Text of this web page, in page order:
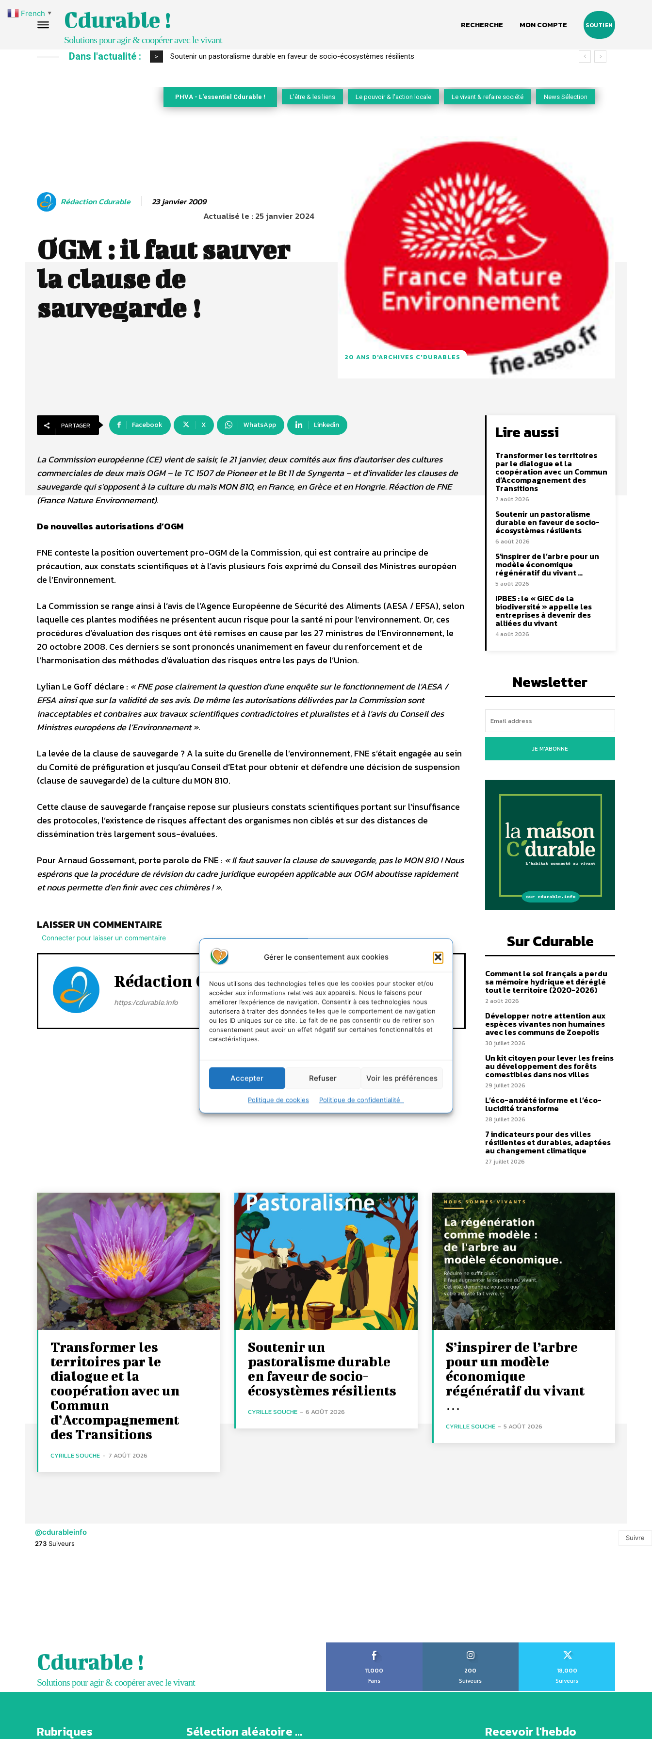
Gérer le consentement aux cookies
Nous utilisons des technologies telles que les cookies pour stocker et/ou
accéder aux informations relatives aux appareils. Nous le faisons pour
améliorer l’expérience de navigation. Consentir à ces technologies nous
autorisera à traiter des données telles que le comportement de navigation
ou les ID uniques sur ce site. Le fait de ne pas consentir ou de retirer son
consentement peut avoir un effet négatif sur certaines fonctionnalités et
caractéristiques.
Accepter Refuser Voir les préférences
Politique de cookies Politique de confidentialité
Cdurable !
Solutions pour agir & coopérer avec le vivant
RECHERCHE MON COMPTE SOUTIEN
Dans l'actualité : > S’inspirer de l’arbre pour un modèle économique régénératif du vivant …
PHVA - L'essentiel Cdurable ! L'être & les liens Le pouvoir & l'action locale Le vivant & refaire société News Sélection
Rédaction Cdurable 23 janvier 2009
Actualisé le :25 janvier 2024
OGM : il faut sauver
la clause de
sauvegarde !
20 ANS D'ARCHIVES C'DURABLES
PARTAGER Facebook X WhatsApp Linkedin
La Commission européenne (CE) vient de saisir, le 21 janvier, deux comités aux fins d’autoriser des cultures
commerciales de deux maïs OGM – le TC 1507 de Pioneer et le Bt 11 de Syngenta – et d’invalider les clauses de
sauvegarde qui s’opposent à la culture du maïs MON 810, en France, en Grèce et en Hongrie. Réaction de FNE
(France Nature Environnement).
De nouvelles autorisations d’OGM
FNE conteste la position ouvertement pro-OGM de la Commission, qui est contraire au principe de
précaution, aux constats scientifiques et à l’avis plusieurs fois exprimé du Conseil des Ministres européen
de l’Environnement.
La Commission se range ainsi à l’avis de l’Agence Européenne de Sécurité des Aliments (AESA / EFSA), selon
laquelle ces plantes modifiées ne présentent aucun risque pour la santé ni pour l’environnement. Or, ces
procédures d’évaluation des risques ont été remises en cause par les 27 ministres de l’Environnement, le
20 octobre 2008. Ces derniers se sont prononcés unanimement en faveur du renforcement et de
l’harmonisation des méthodes d’évaluation des risques entre les pays de l’Union.
Lylian Le Goff déclare : « FNE pose clairement la question d’une enquête sur le fonctionnement de l’AESA /
EFSA ainsi que sur la validité de ses avis. De même les autorisations délivrées par la Commission sont
inacceptables et contraires aux travaux scientifiques contradictoires et pluralistes et à l’avis du Conseil des
Ministres européens de l’Environnement ».
La levée de la clause de sauvegarde ? A la suite du Grenelle de l’environnement, FNE s’était engagée au sein
du Comité de préfiguration et jusqu’au Conseil d’Etat pour obtenir et défendre une décision de suspension
(clause de sauvegarde) de la culture du MON 810.
Cette clause de sauvegarde française repose sur plusieurs constats scientifiques portant sur l’insuffisance
des protocoles, l’existence de risques affectant des organismes non ciblés et sur des distances de
dissémination très largement sous-évaluées.
Pour Arnaud Gossement, porte parole de FNE : « Il faut sauver la clause de sauvegarde, pas le MON 810 ! Nous
espérons que la procédure de révision du cadre juridique européen applicable aux OGM aboutisse rapidement
et nous permette d’en finir avec ces chimères ! ».
LAISSER UN COMMENTAIRE
Connecter pour laisser un commentaire
Rédaction Cdurable
https:/cdurable.info
Lire aussi
Transformer les territoires
par le dialogue et la
coopération avec un Commun
d’Accompagnement des
Transitions
7 août 2026
Soutenir un pastoralisme
durable en faveur de socio-
écosystèmes résilients
6 août 2026
S’inspirer de l’arbre pour un
modèle économique
régénératif du vivant …
5 août 2026
IPBES : le « GIEC de la
biodiversité » appelle les
entreprises à devenir des
alliées du vivant
4 août 2026
Newsletter
JE M'ABONNE
Sur Cdurable
Comment le sol français a perdu
sa mémoire hydrique et déréglé
tout le territoire (2020-2026)
2 août 2026
Développer notre attention aux
espèces vivantes non humaines
avec les communs de Zoepolis
30 juillet 2026
Un kit citoyen pour lever les freins
au développement des forêts
comestibles dans nos villes
29 juillet 2026
L’éco-anxiété informe et l’éco-
lucidité transforme
28 juillet 2026
7 indicateurs pour des villes
résilientes et durables, adaptées
au changement climatique
27 juillet 2026
Transformer les
territoires par le
dialogue et la
coopération avec un
Commun
d’Accompagnement
des Transitions
CYRILLE SOUCHE - 7 AOÛT 2026
Soutenir un
pastoralisme durable
en faveur de socio-
écosystèmes résilients
CYRILLE SOUCHE - 6 AOÛT 2026
S’inspirer de l’arbre
pour un modèle
économique
régénératif du vivant
…
CYRILLE SOUCHE - 5 AOÛT 2026
@cdurableinfo
273 Suiveurs
Suivre
Cdurable !
Solutions pour agir & coopérer avec le vivant
11,000
Fans
200
Suiveurs
18,000
Suiveurs
Rubriques Sélection aléatoire ... Recevoir l'hebdo
French ▼